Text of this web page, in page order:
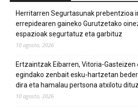
Herritarren Segurtasunak prebentzioa
errepidearen gaineko Gurutzetako
espazioak segurtatuz eta garbituz
10 agosto, 2026
Ertzaintzak Eibarren, Vitoria-
egindako zenbait esku-hartzetan
dira eta hamalau pertsona atxilotu
10 agosto, 2026